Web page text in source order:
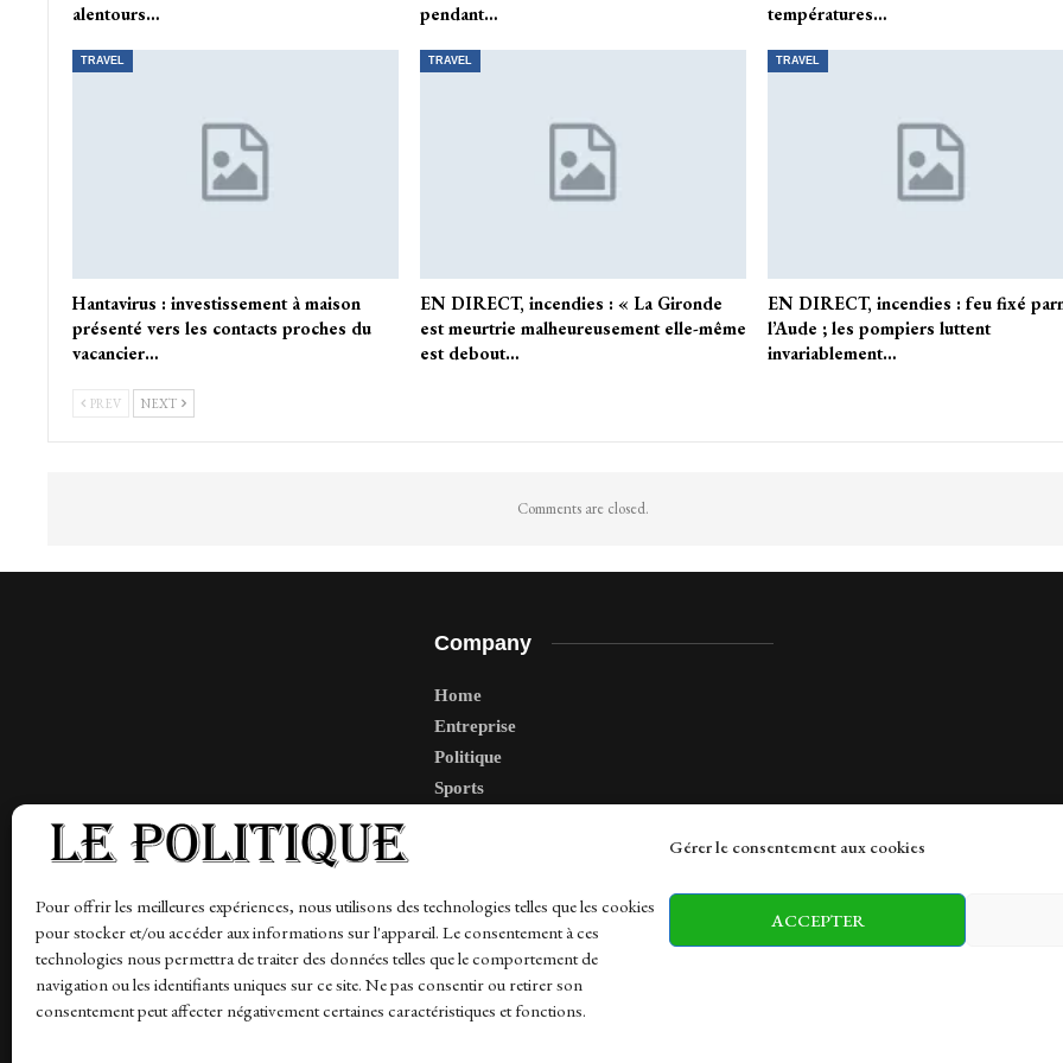
Gérer le consentement aux cookies
Pour offrir les meilleures expériences, nous utilisons des technologies telles que les cookies
pour stocker et/ou accéder aux informations sur l'appareil. Le consentement à ces
technologies nous permettra de traiter des données telles que le comportement de
navigation ou les identifiants uniques sur ce site. Ne pas consentir ou retirer son
consentement peut affecter négativement certaines caractéristiques et fonctions.
ACCEPTER
alentours…
pendant…
températures…
TRAVEL
Hantavirus : investissement à maison
présenté vers les contacts proches du
vacancier…
TRAVEL
EN DIRECT, incendies : « La Gironde
est meurtrie malheureusement elle-même
est debout…
TRAVEL
EN DIRECT, incendies : feu fixé
l’Aude ; les pompiers luttent
invariablement…
PREV NEXT
Comments are closed.
Company
Home
Entreprise
Politique
Sports
News Finance-Marches Business